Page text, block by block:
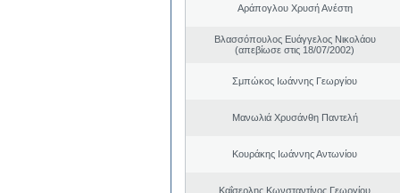
Αράπογλου Χρυσή Ανέστη
Βλασσόπουλος Ευάγγελος Νικολάου
(απεβίωσε στις 18/07/2002)
Σμπώκος Ιωάννης Γεωργίου
Μανωλιά Χρυσάνθη Παντελή
Κουράκης Ιωάννης Αντωνίου
Καΐσερλης Κωνσταντίνος Γεωργίου